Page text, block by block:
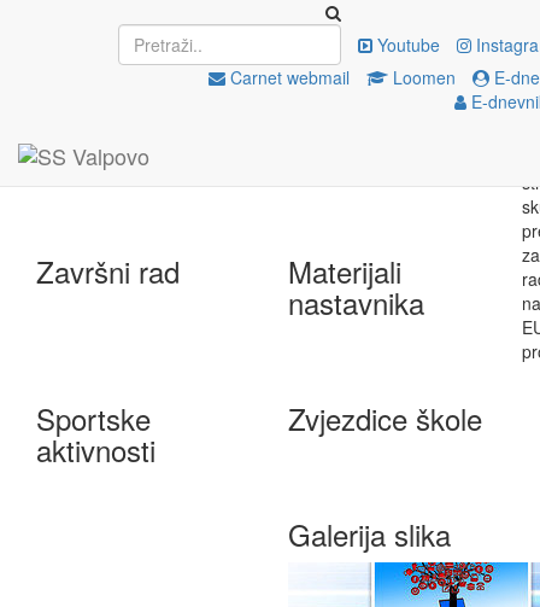
Youtube
Carnet webmail
Loomen
E-
E-
EU projekti
e-Škole
Završni rad Materijali
nastavnika
Sportske
aktivnosti
Zvjezdice škole
Galerija slika